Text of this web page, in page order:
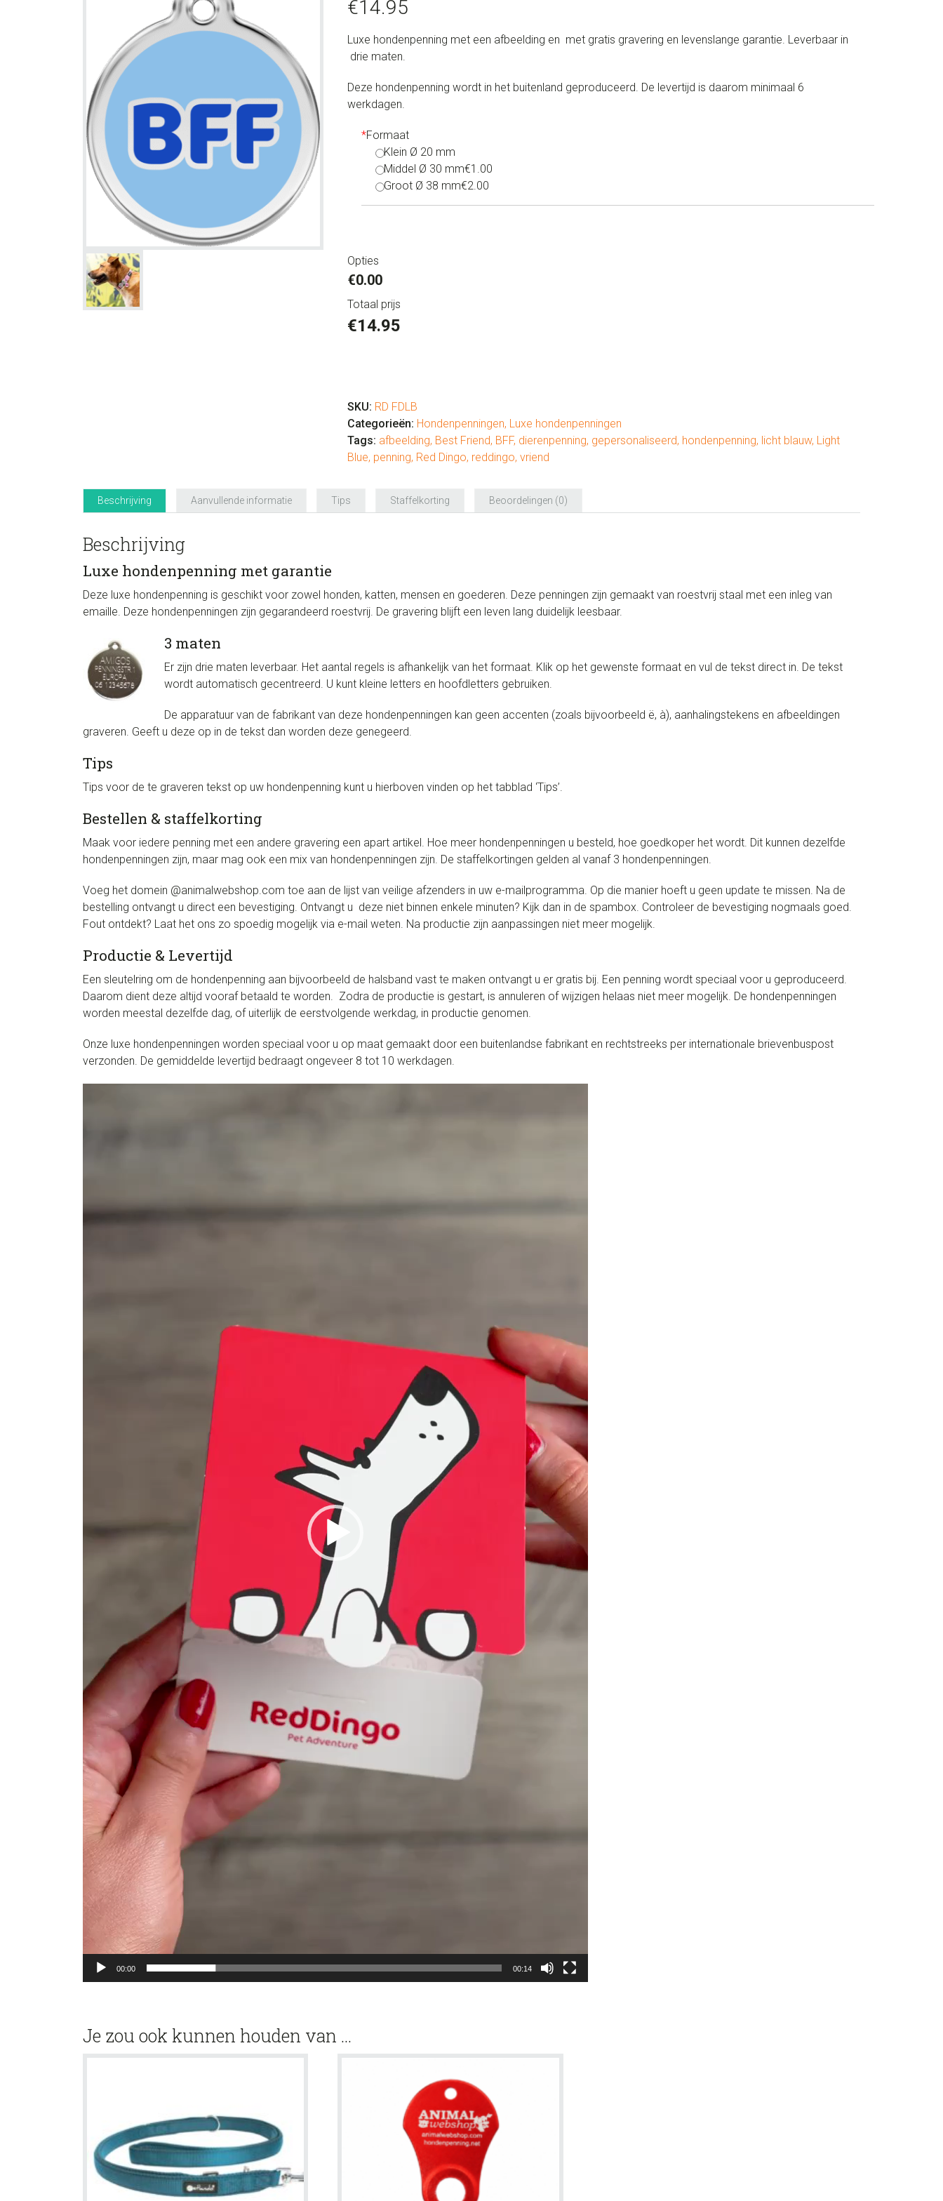
€14.95
Luxe hondenpenning met een afbeelding en met gratis gravering en levenslange garantie. Leverbaar in
drie maten.
Deze hondenpenning wordt in het buitenland geproduceerd. De levertijd is daarom minimaal 6
werkdagen.
*Formaat
Klein Ø 20 mm
Middel Ø 30 mm€1.00
Groot Ø 38 mm€2.00
Opties
€0.00
Totaal prijs
€14.95
"Best
Friend"
Light
Blue
SKU: RD FDLB
Categorieën: Hondenpenningen, Luxe hondenpenningen
Tags: afbeelding, Best Friend, BFF, dierenpenning, gepersonaliseerd, hondenpenning, licht blauw, Light
Blue, penning, Red Dingo, reddingo, vriend
Beschrijving Aanvullende informatie Tips Staffelkorting Beoordelingen (0)
Beschrijving
Luxe hondenpenning met garantie
Deze luxe hondenpenning is geschikt voor zowel honden, katten, mensen en goederen. Deze penningen zijn gemaakt van roestvrij staal met een inleg van
emaille. Deze hondenpenningen zijn gegarandeerd roestvrij. De gravering blijft een leven lang duidelijk leesbaar.
3 maten
Er zijn drie maten leverbaar. Het aantal regels is afhankelijk van het formaat. Klik op het gewenste formaat en vul de tekst direct in. De tekst
wordt automatisch gecentreerd. U kunt kleine letters en hoofdletters gebruiken.
De apparatuur van de fabrikant van deze hondenpenningen kan geen accenten (zoals bijvoorbeeld ë, à), aanhalingstekens en afbeeldingen
graveren. Geeft u deze op in de tekst dan worden deze genegeerd.
Tips
Tips voor de te graveren tekst op uw hondenpenning kunt u hierboven vinden op het tabblad ‘Tips’.
Bestellen & staffelkorting
Maak voor iedere penning met een andere gravering een apart artikel. Hoe meer hondenpenningen u besteld, hoe goedkoper het wordt. Dit kunnen dezelfde
hondenpenningen zijn, maar mag ook een mix van hondenpenningen zijn. De staffelkortingen gelden al vanaf 3 hondenpenningen.
Voeg het domein @animalwebshop.com toe aan de lijst van veilige afzenders in uw e-mailprogramma. Op die manier hoeft u geen update te missen. Na de
bestelling ontvangt u direct een bevestiging. Ontvangt u deze niet binnen enkele minuten? Kijk dan in de spambox. Controleer de bevestiging nogmaals goed.
Fout ontdekt? Laat het ons zo spoedig mogelijk via e-mail weten. Na productie zijn aanpassingen niet meer mogelijk.
Productie & Levertijd
Een sleutelring om de hondenpenning aan bijvoorbeeld de halsband vast te maken ontvangt u er gratis bij. Een penning wordt speciaal voor u geproduceerd.
Daarom dient deze altijd vooraf betaald te worden. Zodra de productie is gestart, is annuleren of wijzigen helaas niet meer mogelijk. De hondenpenningen
worden meestal dezelfde dag, of uiterlijk de eerstvolgende werkdag, in productie genomen.
Onze luxe hondenpenningen worden speciaal voor u op maat gemaakt door een buitenlandse fabrikant en rechtstreeks per internationale brievenbuspost
verzonden. De gemiddelde levertijd bedraagt ongeveer 8 tot 10 werkdagen.
00:00 00:14
Je zou ook kunnen houden van …